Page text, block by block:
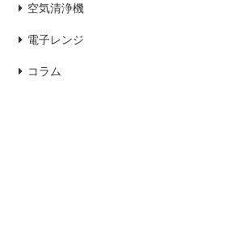
空気清浄機
電子レンジ
コラム